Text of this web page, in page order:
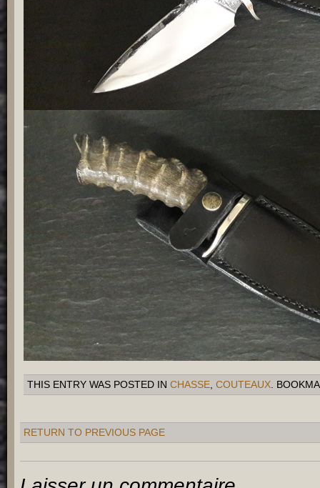
THIS ENTRY WAS POSTED IN CHASSE COUTEAUX .
RETURN TO PREVIOUS PAGE